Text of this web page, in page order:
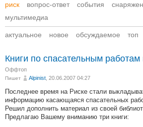
риск вопрос-ответ события
мультимедиа
актуальное новое обсуждаемое топ
Книги по спасательным работам
Оффтоп
Пишет Alpinist , 20.06.2007 04:27
Последнее время на Риске стали
информацию касающаяся спасательных
Решил дополнить материал из своей
Предлагаю Вашему вниманию три книги: